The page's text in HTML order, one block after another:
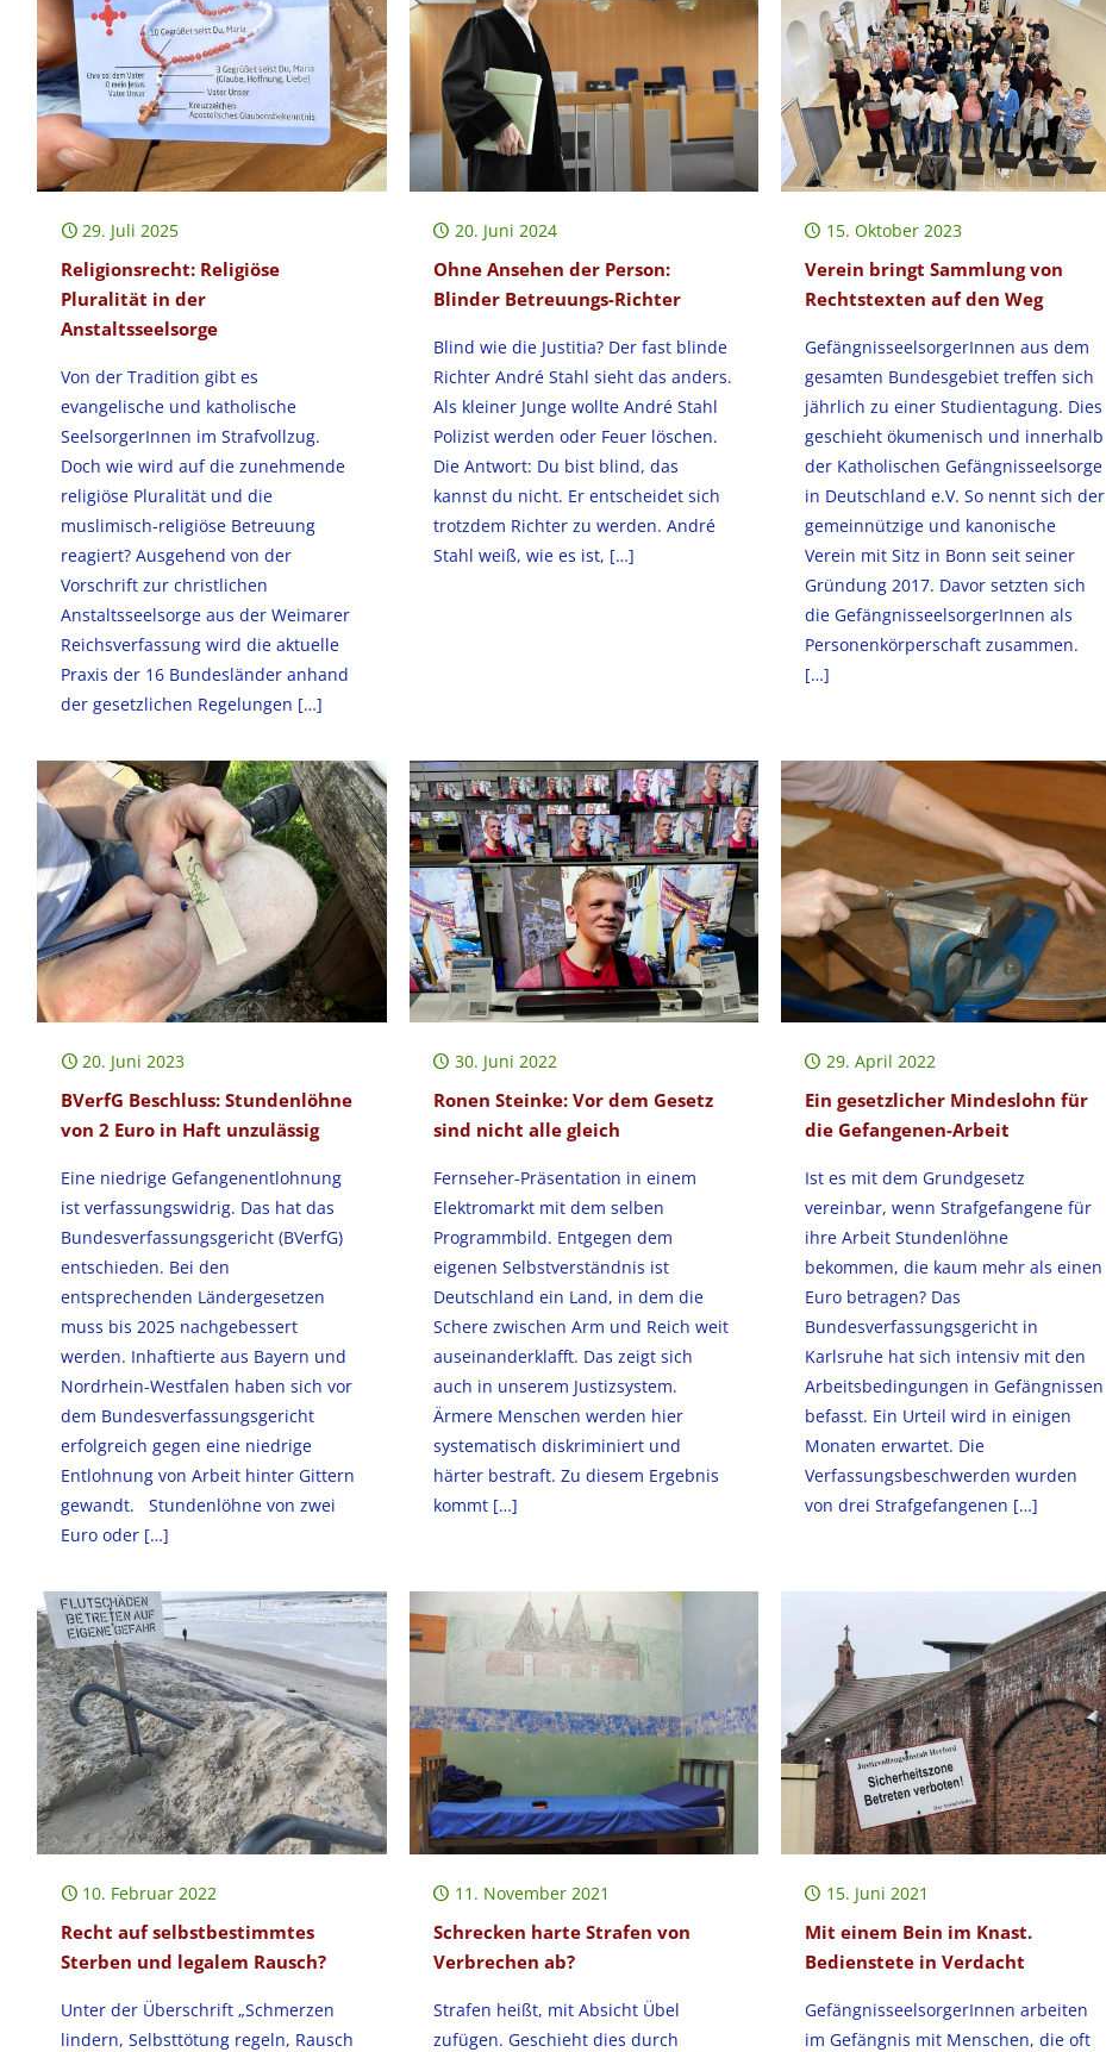
29. Juli 2025
Religionsrecht: Religiöse
Pluralität in der
Anstaltsseelsorge
Von der Tradition gibt es
evangelische und katholische
SeelsorgerInnen im Strafvollzug.
Doch wie wird auf die zunehmende
religiöse Pluralität und die
muslimisch-religiöse Betreuung
reagiert? Ausgehend von der
Vorschrift zur christlichen
Anstaltsseelsorge aus der Weimarer
Reichsverfassung wird die aktuelle
Praxis der 16 Bundesländer anhand
der gesetzlichen Regelungen […]
20. Juni 2024
Ohne Ansehen der Person:
Blinder Betreuungs-Richter
Blind wie die Justitia? Der fast blinde
Richter André Stahl sieht das anders.
Als kleiner Junge wollte André Stahl
Polizist werden oder Feuer löschen.
Die Antwort: Du bist blind, das
kannst du nicht. Er entscheidet sich
trotzdem Richter zu werden. André
Stahl weiß, wie es ist, […]
15. Oktober 2023
Verein bringt Sammlung von
Rechtstexten auf den Weg
GefängnisseelsorgerInnen aus dem
gesamten Bundesgebiet treffen sich
jährlich zu einer Studientagung. Dies
geschieht ökumenisch und innerhalb
der Katholischen Gefängnisseelsorge
in Deutschland e.V. So nennt sich der
gemeinnützige und kanonische
Verein mit Sitz in Bonn seit seiner
Gründung 2017. Davor setzten sich
die GefängnisseelsorgerInnen als
Personenkörperschaft zusammen.
[…]
20. Juni 2023
BVerfG Beschluss: Stundenlöhne
von 2 Euro in Haft unzulässig
Eine niedrige Gefangenentlohnung
ist verfassungswidrig. Das hat das
Bundesverfassungsgericht (BVerfG)
entschieden. Bei den
entsprechenden Ländergesetzen
muss bis 2025 nachgebessert
werden. Inhaftierte aus Bayern und
Nordrhein-Westfalen haben sich vor
dem Bundesverfassungsgericht
erfolgreich gegen eine niedrige
Entlohnung von Arbeit hinter Gittern
gewandt. Stundenlöhne von zwei
Euro oder […]
30. Juni 2022
Ronen Steinke: Vor dem Gesetz
sind nicht alle gleich
Fernseher-Präsentation in einem
Elektromarkt mit dem selben
Programmbild. Entgegen dem
eigenen Selbstverständnis ist
Deutschland ein Land, in dem die
Schere zwischen Arm und Reich weit
auseinanderklafft. Das zeigt sich
auch in unserem Justizsystem.
Ärmere Menschen werden hier
systematisch diskriminiert und
härter bestraft. Zu diesem Ergebnis
kommt[…]
29. April 2022
Ein gesetzlicher Mindeslohn für
die Gefangenen-Arbeit
Ist es mit dem Grundgesetz
vereinbar, wenn Strafgefangene für
ihre Arbeit Stundenlöhne
bekommen, die kaum mehr als einen
Euro betragen? Das
Bundesverfassungsgericht in
Karlsruhe hat sich intensiv mit den
Arbeitsbedingungen in Gefängnissen
befasst. Ein Urteil wird in einigen
Monaten erwartet. Die
Verfassungsbeschwerden wurden
von drei Strafgefangenen […]
10. Februar 2022
Recht auf selbstbestimmtes
Sterben und legalem Rausch?
Unter der Überschrift „Schmerzen
lindern, Selbsttötung regeln, Rausch
11. November 2021
Schrecken harte Strafen von
Verbrechen ab?
Strafen heißt, mit Absicht Übel
zufügen. Geschieht dies durch
15. Juni 2021
Mit einem Bein im Knast.
Bedienstete in Verdacht
GefängnisseelsorgerInnen arbeiten
im Gefängnis mit Menschen, die oft